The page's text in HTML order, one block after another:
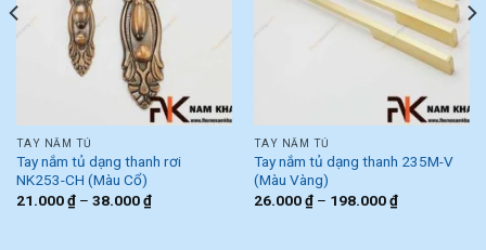
TAY NẮM TỦ
Tay nắm tủ dạng thanh rơi
NK253-CH (Màu Cổ)
21.000₫– 38.000₫
TAY NẮM TỦ
Tay nắm tủ dạng thanh 235M-V
(Màu Vàng)
26.000₫– 198.000₫